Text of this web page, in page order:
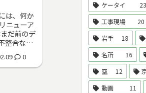
は、何か
ニューア
だ前のデ
整合な部
0
ケータイ
23
工事現場
20
岩手
18
名所
16
空
12
動画
11